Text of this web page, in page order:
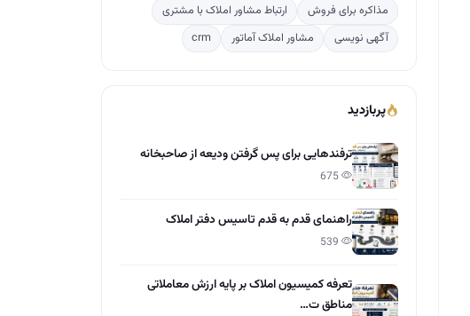
مذاکره برای فروش
ارتباط مشاور املاک با مشتری
آگهی نویسی
مشاور املاک آماتور crm
پربازدید
ترفندهایی برای پس گرفتن ودیعه از صاحبخانه
راهنمای قدم به قدم تاسیس دفتر املاک
تعرفه کمیسیون املاک بر پایه ارزش معاملاتی
مناطق ت…